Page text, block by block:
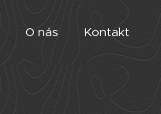
O nás Kontakt